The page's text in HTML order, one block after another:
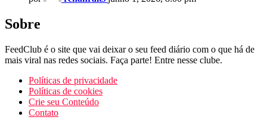
Sobre
FeedClub é o site que vai deixar o seu feed diário com o que há de
mais viral nas redes sociais. Faça parte! Entre nesse clube.
Políticas de privacidade
Políticas de cookies
Crie seu Conteúdo
Contato